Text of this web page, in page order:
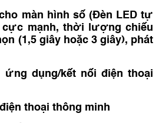
màn hình số (Đèn LED tự
cực mạnh, thời lượng chiếu
(1,5 giây hoặc 3 giây), phát
ứng dụng/kết nối điện thoại
thoại thông minh